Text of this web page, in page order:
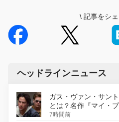
\ 記事をシ
ヘッドラインニュース
ガス・ヴァン・サン
とは？名作『マイ・
初のデジタルリマスタ
7時間前